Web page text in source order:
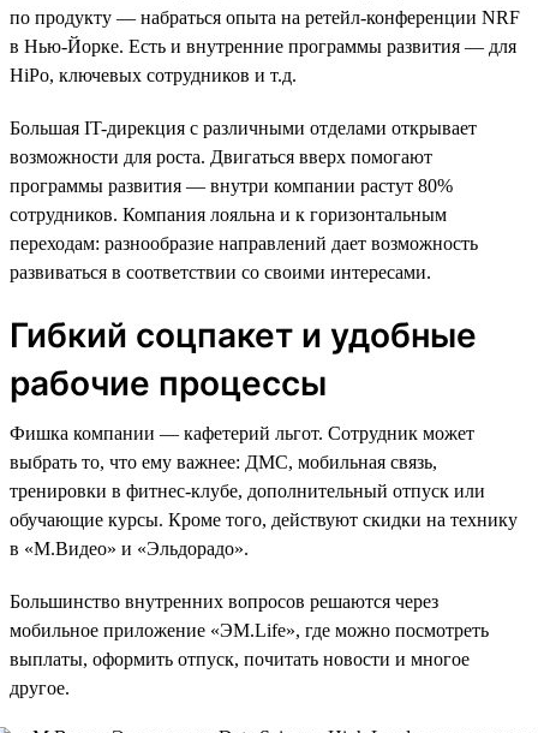
по продукту — набраться опыта на ретейл-конференции NRF
в Нью-Йорке. Есть и внутренние программы развития — для
HiPo, ключевых сотрудников и т.д.
Большая IT-дирекция с различными отделами открывает
возможности для роста. Двигаться вверх помогают
программы развития — внутри компании растут 80%
сотрудников. Компания лояльна и к горизонтальным
переходам: разнообразие направлений дает возможность
развиваться в соответствии со своими интересами.
Гибкий соцпакет и удобные
рабочие процессы
Фишка компании — кафетерий льгот. Сотрудник может
выбрать то, что ему важнее: ДМС, мобильная связь,
тренировки в фитнес-клубе, дополнительный отпуск или
обучающие курсы. Кроме того, действуют скидки на технику
в «М.Видео» и «Эльдорадо».
Большинство внутренних вопросов решаются через
мобильное приложение «ЭM.Life», где можно посмотреть
выплаты, оформить отпуск, почитать новости и многое
другое.